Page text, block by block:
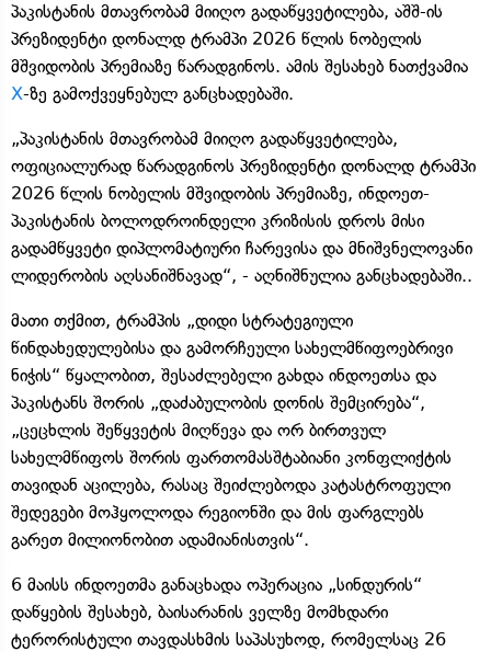
პაკისტანის მთავრობამ მიიღო გადაწყვეტილება, აშშ-ის
პრეზიდენტი დონალდ ტრამპი 2026 წლის ნობელის
მშვიდობის პრემიაზე წარადგინოს. ამის შესახებ ნათქვამია
X-ზე გამოქვეყნებულ განცხადებაში.
„პაკისტანის მთავრობამ მიიღო გადაწყვეტილება,
ოფიციალურად წარადგინოს პრეზიდენტი დონალდ ტრამპი
2026 წლის ნობელის მშვიდობის პრემიაზე, ინდოეთ-
პაკისტანის ბოლოდროინდელი კრიზისის დროს მისი
გადამწყვეტი დიპლომატიური ჩარევისა და მნიშვნელოვანი
ლიდერობის აღსანიშნავად“, - აღნიშნულია განცხადებაში..
მათი თქმით, ტრამპის „დიდი სტრატეგიული
წინდახედულებისა და გამორჩეული სახელმწიფოებრივი
ნიჭის“ წყალობით, შესაძლებელი გახდა ინდოეთსა და
პაკისტანს შორის „დაძაბულობის დონის შემცირება“,
„ცეცხლის შეწყვეტის მიღწევა და ორ ბირთვულ
სახელმწიფოს შორის ფართომასშტაბიანი კონფლიქტის
თავიდან აცილება, რასაც შეიძლებოდა კატასტროფული
შედეგები მოჰყოლოდა რეგიონში და მის ფარგლებს
გარეთ მილიონობით ადამიანისთვის“.
6 მაისს ინდოეთმა განაცხადა ოპერაცია „სინდურის“
დაწყების შესახებ, ბაისარანის ველზე მომხდარი
ტერორისტული თავდასხმის საპასუხოდ, რომელსაც 26